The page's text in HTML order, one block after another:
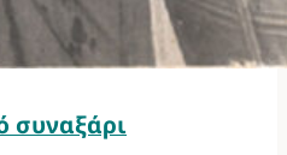
συναξάρι